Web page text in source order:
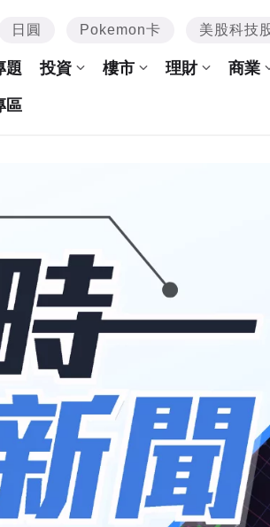
日圓 Pokemon卡 美股科技
題 投資 樓市 理財 商業
區